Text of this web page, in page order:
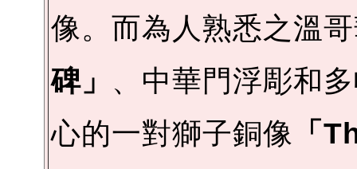
像。而為人熟悉之溫
碑」 、中華門浮彫和
心的一對獅子銅像 「